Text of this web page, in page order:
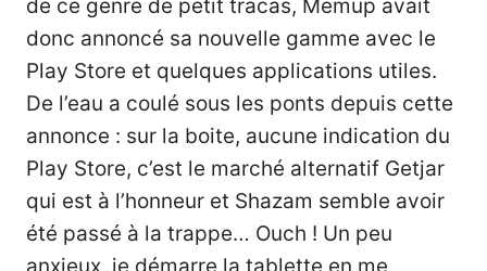
de ce genre de petit tracas, Memup avait
donc annoncé sa nouvelle gamme avec le
Play Store et quelques applications utiles.
De l’eau a coulé sous les ponts depuis cette
annonce : sur la boite, aucune indication du
Play Store, c’est le marché alternatif Getjar
qui est à l’honneur et Shazam semble avoir
été passé à la trappe… Ouch ! Un peu